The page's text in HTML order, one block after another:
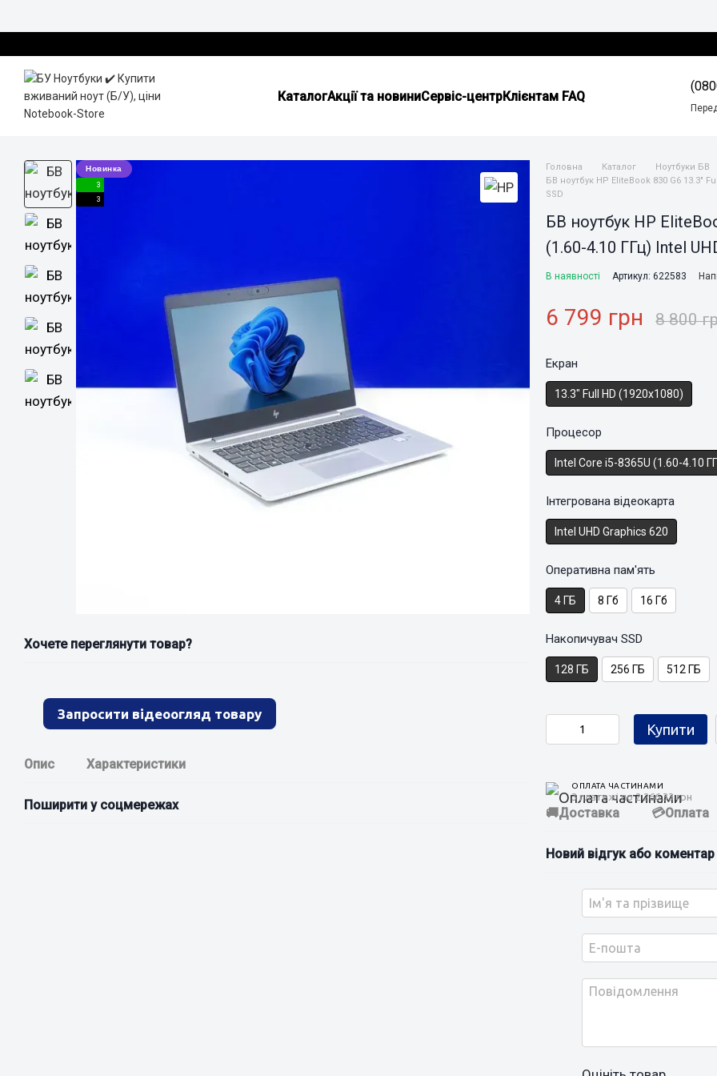
КаталогАкції та новиниСервіс-центрКлієнтам FAQ
Новинка
3
3
Хочете переглянути товар?
Запросити відеоогляд товару
Опис Характеристики
Поширити у соцмережах
Головна Каталог
Ноутбуки БВ
БВ ноутбук HP EliteBook 830 G6 13.3"
SSD
БВ ноутбук HP
(1.60-4.10 ГГц) Intel
В наявності Артикул: 622583
6 799 грн 8 800
Екран
13.3" Full HD (1920x1080)
Процесор
Intel Core i5-8365U (1.60-4.10
Інтегрована відеокарта
Intel UHD Graphics 620
Оперативна пам'ять
4 ГБ 8 Гб 16 Гб
Накопичувач SSD
128 ГБ 256 ГБ 512 ГБ
Купити
ОПЛАТА ЧАСТИНАМИ
3 платежі по 2 266.33 грн
Доставка Оплата
Новий відгук або коментар